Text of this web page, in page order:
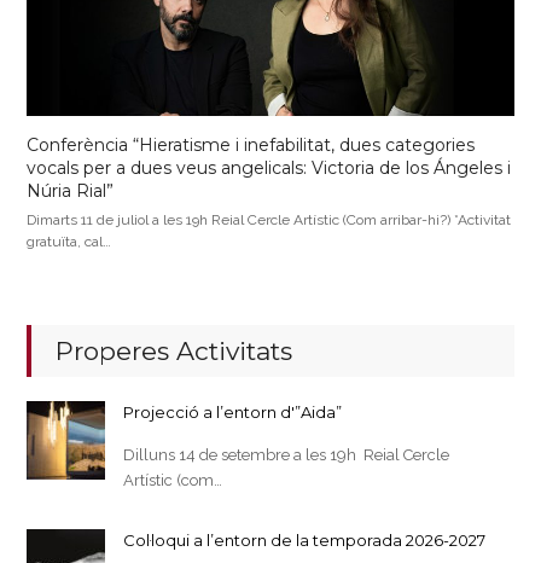
Conferència “Hieratisme i inefabilitat, dues categories
vocals per a dues veus angelicals: Victoria de los Ángeles i
Núria Rial”
Dimarts 11 de juliol a les 19h Reial Cercle Artístic (Com arribar-hi?) *Activitat
gratuïta, cal…
Properes Activitats
Projecció a l’entorn d'”Aida”
Dilluns 14 de setembre a les 19h Reial Cercle
Artístic (com…
Col·loqui a l’entorn de la temporada 2026-2027